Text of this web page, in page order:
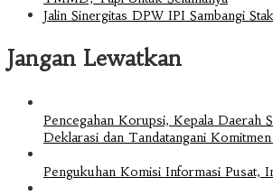
Jalin Sinergitas DPW IPI Sambangi
Jangan Lewatkan
Pencegahan Korupsi, Kepala Daerah
Deklarasi dan Tandatangani
Pengukuhan Komisi Informasi Pusat,